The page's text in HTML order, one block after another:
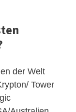
der Welt
Tower